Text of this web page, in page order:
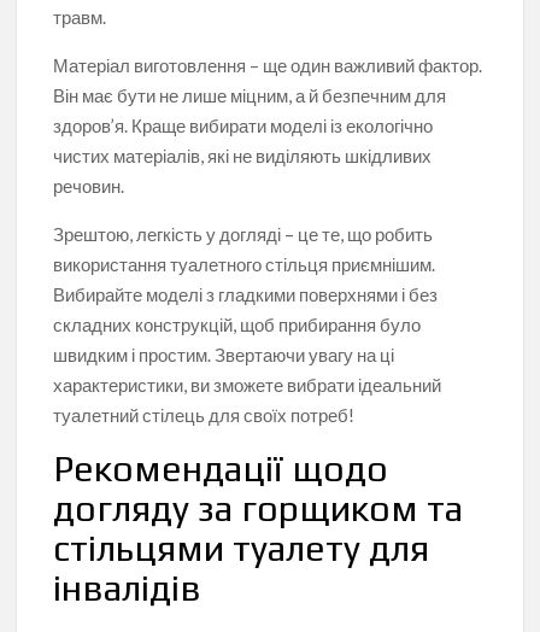
травм.
Матеріал виготовлення – ще один важливий фактор.
Він має бути не лише міцним, а й безпечним для
здоров’я. Краще вибирати моделі із екологічно
чистих матеріалів, які не виділяють шкідливих
речовин.
Зрештою, легкість у догляді – це те, що робить
використання туалетного стільця приємнішим.
Вибирайте моделі з гладкими поверхнями і без
складних конструкцій, щоб прибирання було
швидким і простим. Звертаючи увагу на ці
характеристики, ви зможете вибрати ідеальний
туалетний стілець для своїх потреб!
Рекомендації щодо
догляду за горщиком та
стільцями туалету для
інвалідів